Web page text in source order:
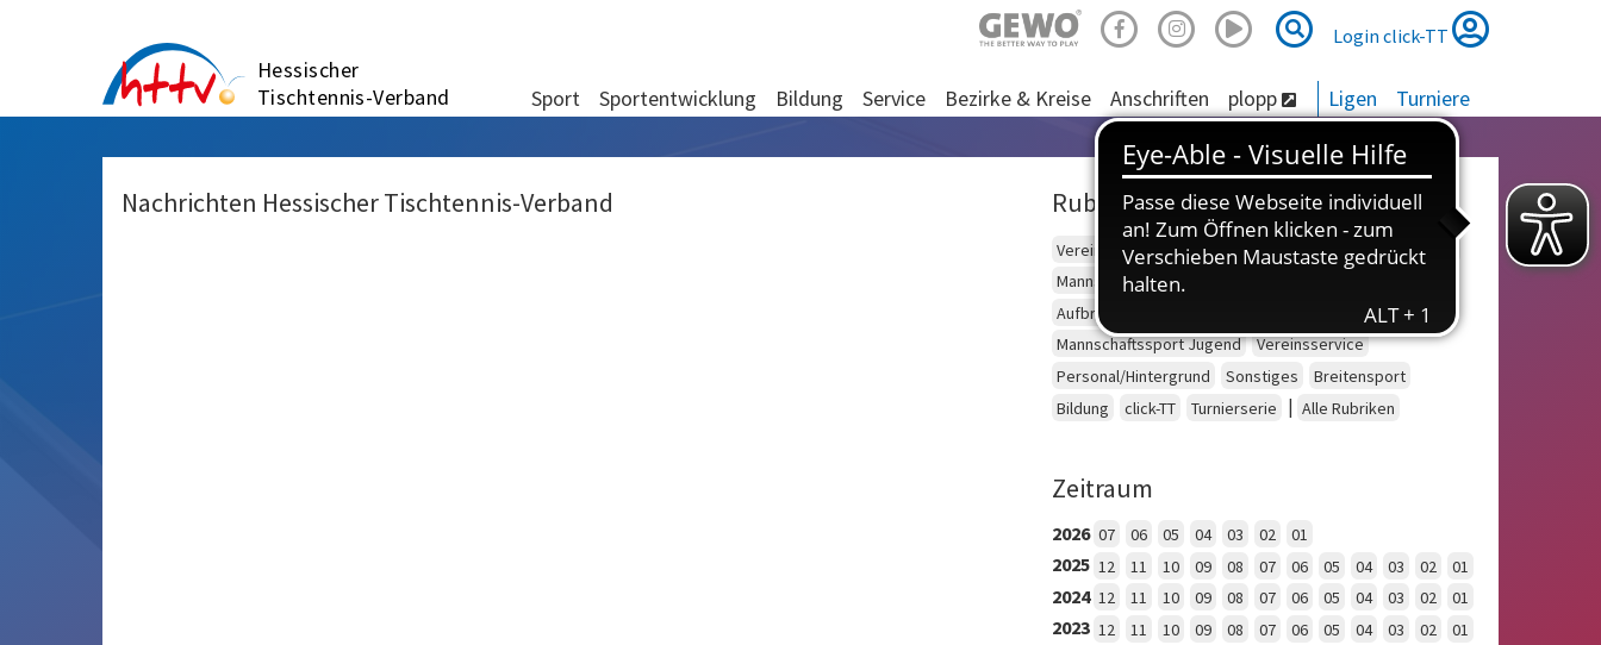
Hessischer
Tischtennis-Verband
Suche
Suche
Login click-TT
Sport Sportentwicklung Bildung Service Bezirke & Kreise Anschriften plopp Ligen Turniere
Nachrichten Hessischer Tischtennis-Verband Rubriken
Vereinsberatung Schulsport
Einzelsport Erwachsene
Mannschaftssport Erwachsene
Aufbruch
Mannschaftssport Jugend
Vereinsservice
Personal/Hintergrund
Sonstiges
Breitensport
Bildung
click-TT Turnierserie | Alle Rubriken
Zeitraum
2026 07 06 05 04 03 02 01
2025 12 11 10 09 08 07 06 05 04 03 02 01
2024 12 11 10 09 08 07 06 05 04 03 02 01
2023 12 11 10 09 08 07 06 05 04 03 02
01